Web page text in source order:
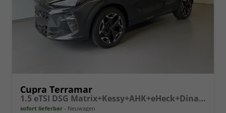
Cupra Terramar
1.5 eTSI DSG Matrix+Kessy+AHK+eHeck+Dinamica+CarPlay+eHeck+GV5
sofort lieferbar Neuwagen